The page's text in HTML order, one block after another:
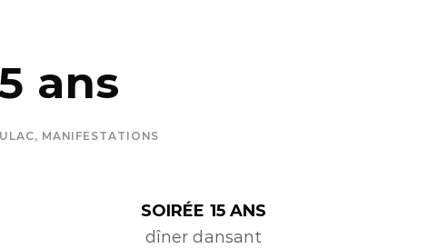
ans
, MANIFESTATIONS
SOIRÉE 15 ANS
dîner dansant